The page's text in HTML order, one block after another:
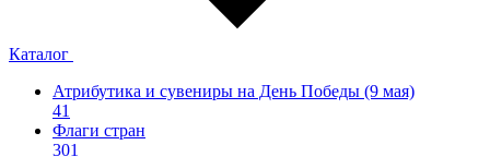
Каталог
Атрибутика и сувениры на День Победы (9 мая)
41
Флаги стран
301